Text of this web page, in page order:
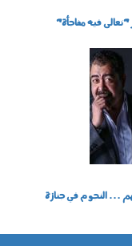
"تعالى فيه مفاجأة"
… النجوم في جنازة